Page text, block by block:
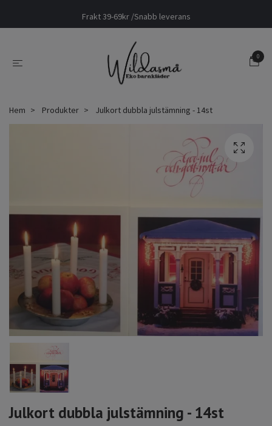
Frakt 39-69kr /Snabb leverans
0
Hem Produkter Julkort dubbla julstämning - 14st
Julkort dubbla julstämning - 14st